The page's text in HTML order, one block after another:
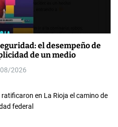
el desempeño de
de un medio
2026